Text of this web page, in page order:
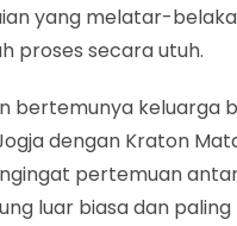
yang melatar-
proses secara utuh.
bertemunya keluarga
dengan Kraton
pertemuan
luar biasa dan paling